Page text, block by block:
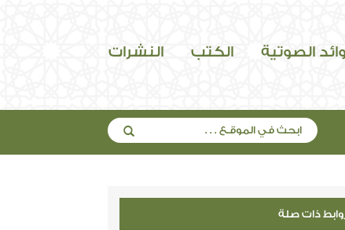
الصوتية الكتب النشرات
ذات صلة